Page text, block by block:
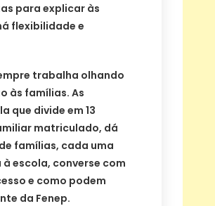
para explicar às
flexibilidade e
trabalha olhando
às famílias. As
que divide em 13
matriculado, dá
famílias, cada uma
escola, converse com
e como podem
da Fenep.